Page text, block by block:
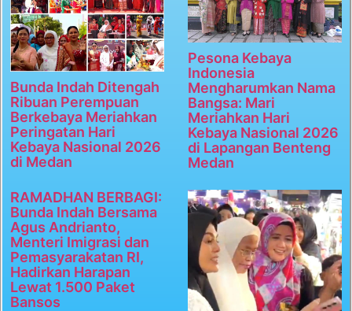
Bunda Indah Ditengah
Ribuan Perempuan
Berkebaya Meriahkan
Peringatan Hari
Kebaya Nasional 2026
di Medan
Pesona Kebaya
Indonesia
Mengharumkan Nama
Bangsa: Mari
Meriahkan Hari
Kebaya Nasional 2026
di Lapangan Benteng
Medan
RAMADHAN BERBAGI:
Bunda Indah Bersama
Agus Andrianto,
Menteri Imigrasi dan
Pemasyarakatan RI,
Hadirkan Harapan
Lewat 1.500 Paket
Bansos